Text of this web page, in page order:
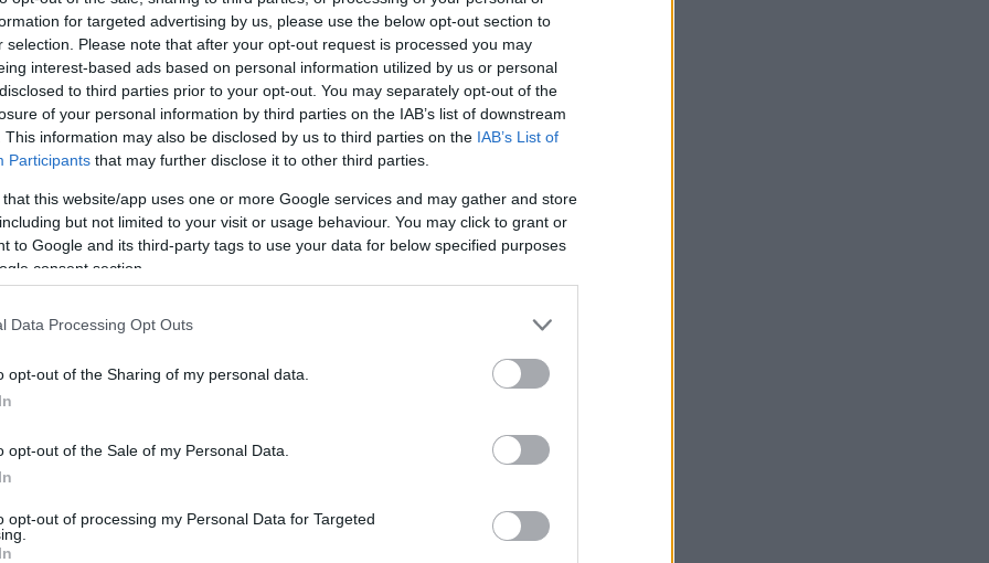
for targeted advertising by us, please use the below opt-out section to
selection. Please note that after your opt-out request is processed you may
interest-based ads based on personal information utilized by us or personal
to third parties prior to your opt-out. You may separately opt-out of the
of your personal information by third parties on the IAB’s list of downstream
This information may also be disclosed by us to third parties on the IAB’s List of
Participants that may further disclose it to other third parties.
that this website/app uses one or more Google services and may gather and store
but not limited to your visit or usage behaviour. You may click to grant or
to Google and its third-party tags to use your data for below specified purposes
consent section.
Data Processing Opt Outs
opt-out of the Sharing of my personal data.
opt-out of the Sale of my Personal Data.
opt-out of processing my Personal Data for Targeted
Miłogostami; Miłogostem; Miłogostom;
Miłogosty